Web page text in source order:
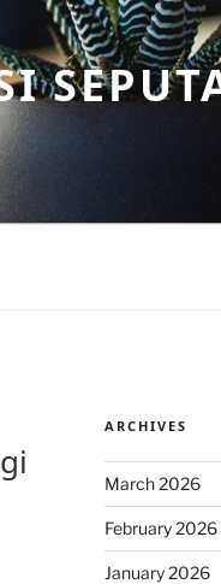
ARCHIVES
March 2026
February 2026
January 2026